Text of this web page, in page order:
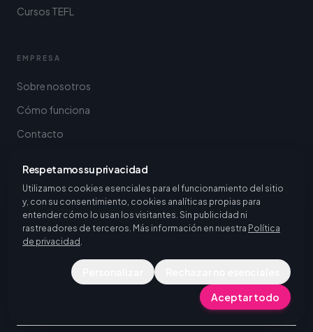
Respetamos su privacidad
Utilizamos cookies esenciales para el funcionamiento del sitio
y, con su consentimiento, cookies analíticas propias para
entender cómo lo usan los visitantes. Sin publicidad ni
rastreadores de terceros. Más información en nuestra Política
de privacidad .
Aceptar todo
Cursos TEFL
EMPRESA
Sobre nosotros
Cómo funciona
Contacto
DESTINOS DE MOVILIDAD ERASMUS+ PARA CENTROS Y
UNIVERSIDADES
Explorar todos los destinos
Ver todos los destinos de prácticas